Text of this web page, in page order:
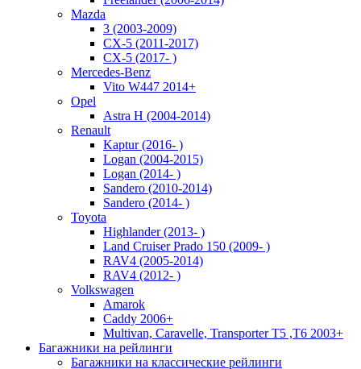
Mazda
3 (2003-2009)
CX-5 (2011-2017)
CX-5 (2017- )
Mercedes-Benz
Vito W447 2014+
Opel
Astra H (2004-2014)
Renault
Kaptur (2016- )
Logan (2004-2015)
Logan (2014- )
Sandero (2010-2014)
Sandero (2014- )
Toyota
Highlander (2013- )
Land Cruiser Prado 150 (2009- )
RAV4 (2005-2014)
RAV4 (2012- )
Volkswagen
Amarok
Caddy 2006+
Multivan, Caravelle, Transporter T5 ,T6 2003+
Багажники на рейлинги
Багажники на классические рейлинги